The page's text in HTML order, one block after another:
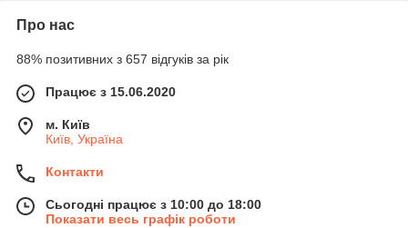
Про нас
88% позитивних з 657 відгуків за рік
Працює з 15.06.2020
м. Київ
Київ, Україна
Контакти
Сьогодні працює з 10:00 до 18:00
Показати весь графік роботи